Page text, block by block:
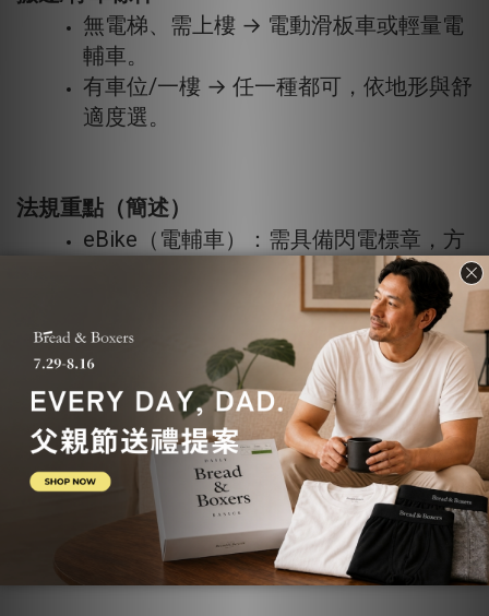
無電梯、需上樓 → 電動滑板車或輕量電
輔車。
有車位/一樓 → 任一種都可，依地形與舒
適度選。
法規重點（簡述）
eBike（電輔車）：需具備閃電標章，方
eScooter（電動滑板車）：各縣市規範
不同；多數狀況下不開放一般車道，以
指定區域或特定規範為主（實際以各地
公告為準）。
👉 延伸閱讀：〈電輔車台灣法規與合法上路必
備條件〉